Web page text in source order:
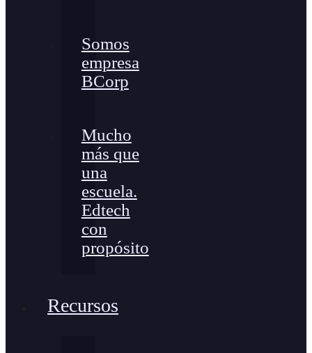
Somos
empresa
BCorp
Mucho
más que
una
escuela.
Edtech
con
propósito
Recursos